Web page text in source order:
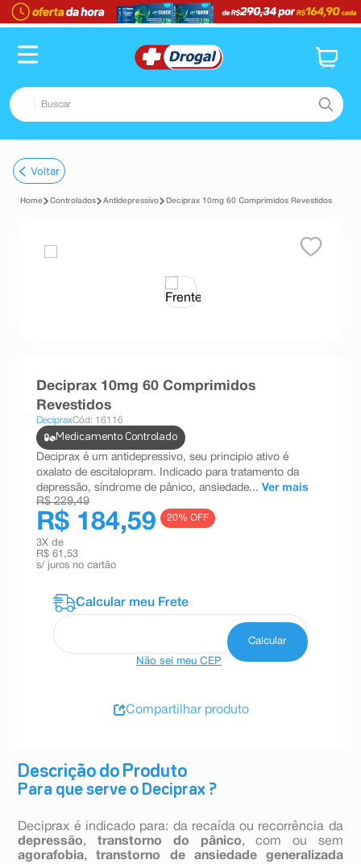
Buscar
1º fralda
dipirona
teste gravidez
absorvente
10ºshampoo
Voltar
Controlados Antidepressivo Deciprax 10mg 60 Comprimidos Revestidos
Descrição do Produto
Para que serve o Deciprax ?
Deciprax é indicado para: da recaída ou recorrência da
depressão,transtorno do pânico, com ou sem
agorafobia,transtorno de ansiedade generalizada
Deciprax 10mg 60 Comprimidos
Revestidos
DecipraxCód: 16116
Medicamento Controlado
Deciprax é um antidepressivo, seu principio ativo é
oxalato de escitalopram. Indicado para tratamento da
depressão, síndrome de pânico, ansiedade... Ver mais
R$ 229,49
R$ 184,59 20% OFF
3X de
R$ 61,53
s/ juros no cartão
Não sei meu CEP
Compartilhar produto